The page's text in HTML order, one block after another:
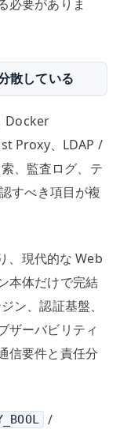
必要がありま
散している
Docker
Proxy、LDAP /
、監査ログ、テ
すべき項目が複
、現代的な Web
本体だけで完結
ン、認証基盤、
ザーバビリティ
信要件と責任分
/